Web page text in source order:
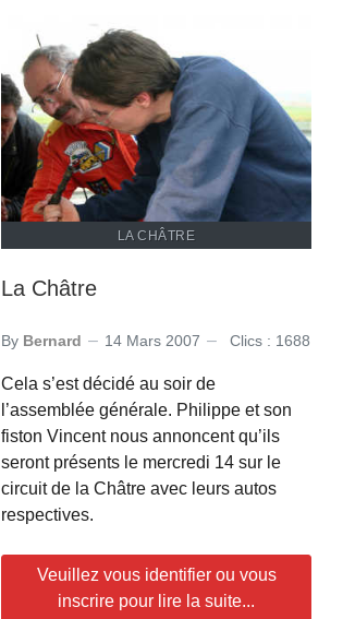
LA CHÂTRE
La Châtre
By Bernard 14 Mars 2007 Clics : 1688
Cela s’est décidé au soir de
l’assemblée générale. Philippe et son
fiston Vincent nous annoncent qu’ils
seront présents le mercredi 14 sur le
circuit de la Châtre avec leurs autos
respectives.
Veuillez vous identifier ou vous
inscrire pour lire la suite...